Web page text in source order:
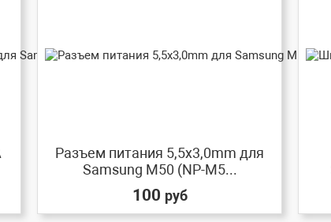
Разъем питания 5,5x3,0mm для
Samsung M50 (NP-M5...
100 руб